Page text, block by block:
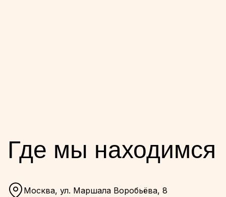
Где мы находимся
Москва, ул. Маршала Воробьёва, 8